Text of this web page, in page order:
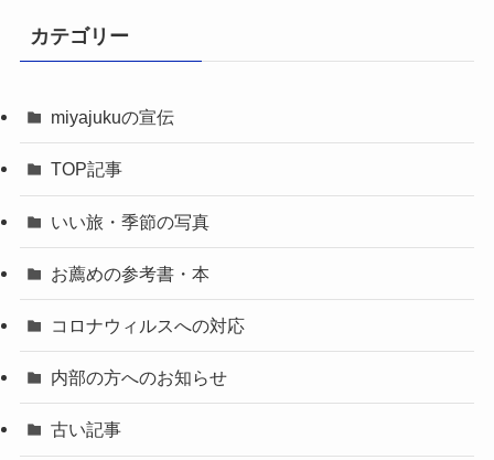
カテゴリー
miyajukuの宣伝
TOP記事
いい旅・季節の写真
お薦めの参考書・本
コロナウィルスへの対応
内部の方へのお知らせ
古い記事